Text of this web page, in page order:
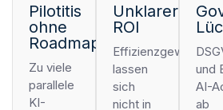
Pilotitis
ohne
Roadmap
Zu viele
parallele
KI-
Unklarer
ROI
Effizienzgewinne
lassen
sich
nicht in
und
AI-
ab